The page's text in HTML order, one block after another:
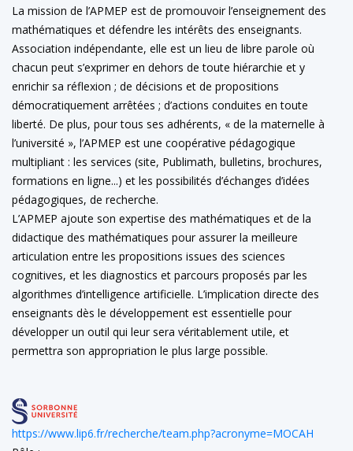
La mission de l’APMEP est de promouvoir l’enseignement des
mathématiques et défendre les intérêts des enseignants.
Association indépendante, elle est un lieu de libre parole où
chacun peut s’exprimer en dehors de toute hiérarchie et y
enrichir sa réflexion ; de décisions et de propositions
démocratiquement arrêtées ; d’actions conduites en toute
liberté. De plus, pour tous ses adhérents, « de la maternelle à
l’université », l’APMEP est une coopérative pédagogique
multipliant : les services (site, Publimath, bulletins, brochures,
formations en ligne...) et les possibilités d’échanges d’idées
pédagogiques, de recherche.
L’APMEP ajoute son expertise des mathématiques et de la
didactique des mathématiques pour assurer la meilleure
articulation entre les propositions issues des sciences
cognitives, et les diagnostics et parcours proposés par les
algorithmes d’intelligence artificielle. L’implication directe des
enseignants dès le développement est essentielle pour
développer un outil qui leur sera véritablement utile, et
permettra son appropriation le plus large possible.
https://www.lip6.fr/recherche/team.php?acronyme=MOCAH